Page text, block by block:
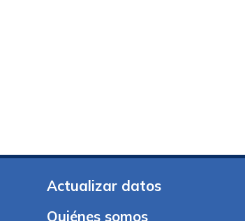
Actualizar datos
Quiénes somos